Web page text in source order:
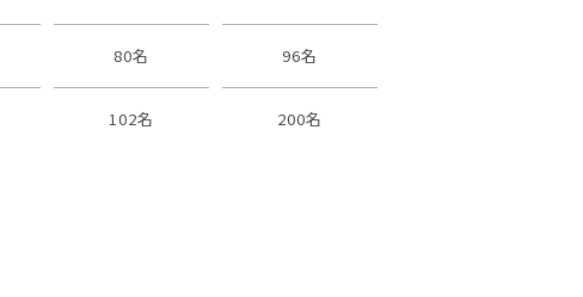
80名 96名
102名 200名